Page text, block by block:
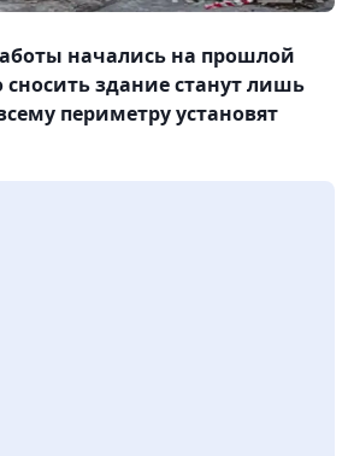
начались на прошлой
сносить здание станут лишь
периметру установят